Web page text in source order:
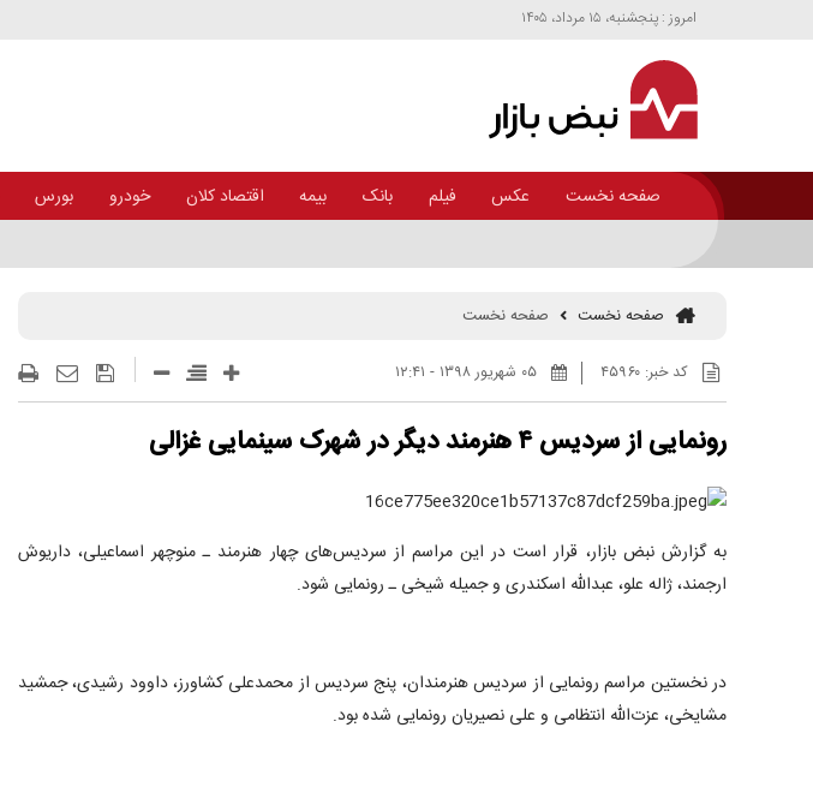
امروز : پنجشنبه، ۱۵ مرداد، ۱۴۰۵
صفحه نخست عکس فیلم بانک بیمه اقتصاد کلان خودرو بورس
صفحه نخست صفحه نخست
کد خبر:۴۵۹۶۰ ۰۵ شهريور ۱۳۹۸ - ۱۲:۴۱
رونمایی از سردیس ۴ هنرمند دیگر در شهرک سینمایی غزالی
به گزارش نبض بازار، قرار است در این مراسم از سردیس‌های چهار هنرمند ـ منوچهر اسماعیلی، داریوش
ارجمند، ژاله علو، عبدالله اسکندری و جمیله شیخی ـ رونمایی شود.
در نخستین مراسم رونمایی از سردیس هنرمندان، پنج سردیس از محمدعلی کشاورز، داوود رشیدی، جمشید
مشایخی، عزت‌الله انتظامی و علی نصیریان رونمایی شده بود.